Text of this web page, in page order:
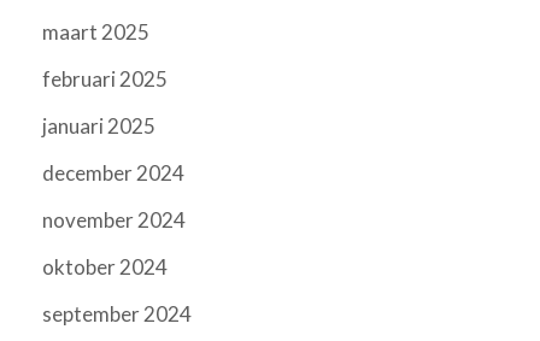
maart 2025
februari 2025
januari 2025
december 2024
november 2024
oktober 2024
september 2024